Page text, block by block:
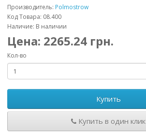
Производитель: Polmostrow
Код Товара: 08.400
Наличие: В наличии
Цена: 2265.24 грн.
Кол-во
Купить
Купить в один клик